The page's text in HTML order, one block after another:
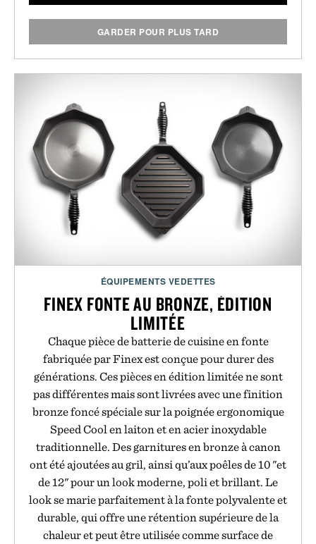
GARDER POUR PLUS TARD
ÉQUIPEMENTS VEDETTES
FINEX FONTE AU BRONZE, ÉDITION
LIMITÉE
Chaque pièce de batterie de cuisine en fonte
fabriquée par Finex est conçue pour durer des
générations. Ces pièces en édition limitée ne sont
pas différentes mais sont livrées avec une finition
bronze foncé spéciale sur la poignée ergonomique
Speed Cool en laiton et en acier inoxydable
traditionnelle. Des garnitures en bronze à canon
ont été ajoutées au gril, ainsi qu’aux poêles de 10 "et
de 12" pour un look moderne, poli et brillant. Le
look se marie parfaitement à la fonte polyvalente et
durable, qui offre une rétention supérieure de la
chaleur et peut être utilisée comme surface de